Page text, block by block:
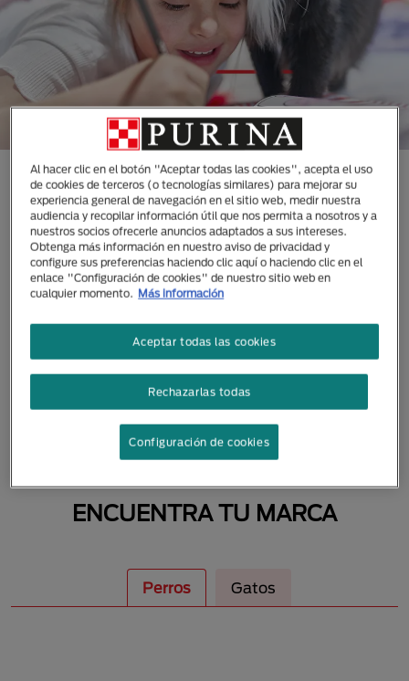
CONOCE TODAS NUESTRAS
MARCAS DISEÑADAS
ESPECIALMENTE PARA LAS
NECESIDADES DE TUS
MASCOTAS
ENCUENTRA TU MARCA
Perros Gatos
Al hacer clic en el botón "Aceptar todas las cookies", acepta el uso
de cookies de terceros (o tecnologías similares) para mejorar su
experiencia general de navegación en el sitio web, medir nuestra
audiencia y recopilar información útil que nos permita a nosotros y a
nuestros socios ofrecerle anuncios adaptados a sus intereses.
Obtenga más información en nuestro aviso de privacidad y
configure sus preferencias haciendo clic aquí o haciendo clic en el
enlace "Configuración de cookies" de nuestro sitio web en
cualquier momento.
Más información
Rechazarlas todas
Aceptar todas las cookies
Configuración de cookies